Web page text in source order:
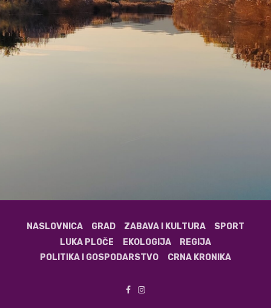
NASLOVNICA GRAD ZABAVA I KULTURA
SPORT
LUKA PLOČE
EKOLOGIJA
REGIJA
POLITIKA I GOSPODARSTVO
CRNA KRONIKA